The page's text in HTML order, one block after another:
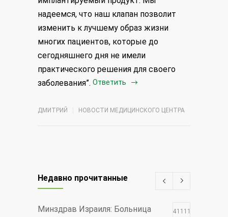
надеемся, что наш клапан позволит
изменить к лучшему образ жизни
многих пациентов, которые до
сегодняшнего дня не имели
практического решения для своего
заболевания”. Ответить
ДМИТРИЙ НОВОСТИ МЕДИЦИНСКОГО ЦЕНТРА
Недавно прочитанные
Минздрав Израиля: Больница
411110